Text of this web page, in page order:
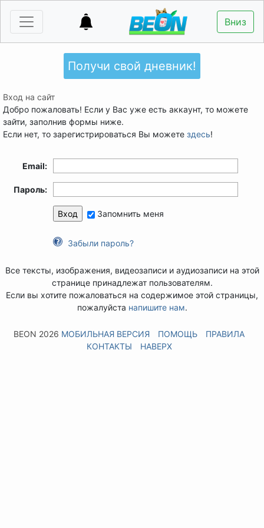
Вниз
Получи свой дневник!
Вход на сайт
Добро пожаловать! Если у Вас уже есть аккаунт, то можете
зайти, заполнив формы ниже.
Если нет, то зарегистрироваться Вы можете здесь!
Email:
Пароль:
Запомнить меня
Забыли пароль?
Все тексты, изображения, видеозаписи и аудиозаписи на этой
странице принадлежат пользователям.
Если вы хотите пожаловаться на содержимое этой страницы,
пожалуйста напишите нам.
BEON 2026 МОБИЛЬНАЯ ВЕРСИЯ ПОМОЩЬ
ПРАВИЛА
КОНТАКТЫ
НАВЕРХ